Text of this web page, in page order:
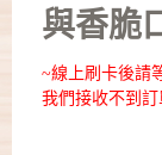
與香脆
~線上刷卡後請
我們接收不到訂